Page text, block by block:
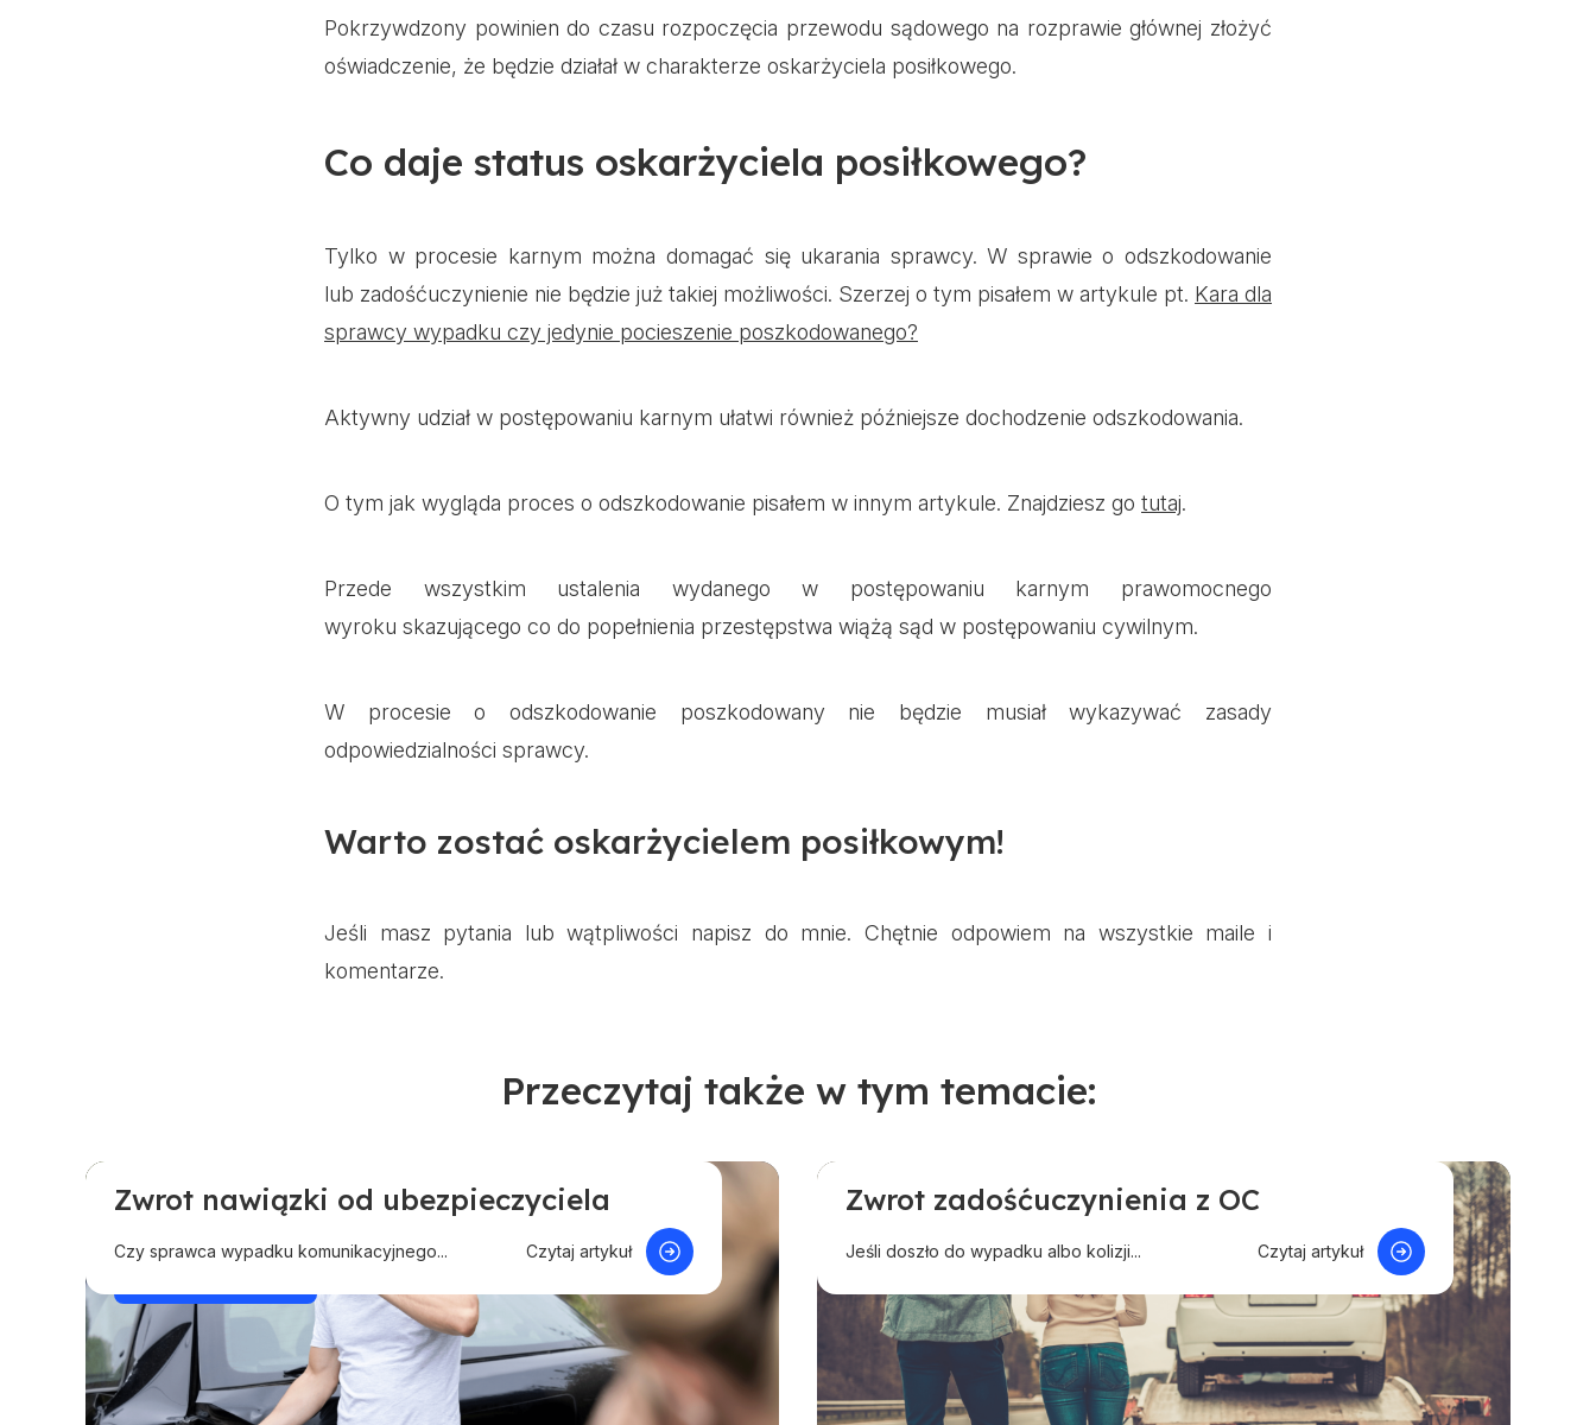
Pokrzywdzony powinien do czasu rozpoczęcia przewodu sądowego na rozprawie głównej złożyć
oświadczenie, że będzie działał w charakterze oskarżyciela posiłkowego.
Co daje status oskarżyciela posiłkowego?
Tylko w procesie karnym można domagać się ukarania sprawcy. W sprawie o odszkodowanie
lub zadośćuczynienie nie będzie już takiej możliwości. Szerzej o tym pisałem w artykule pt. Kara dla
sprawcy wypadku czy jedynie pocieszenie poszkodowanego?
Aktywny udział w postępowaniu karnym ułatwi również późniejsze dochodzenie odszkodowania.
O tym jak wygląda proces o odszkodowanie pisałem w innym artykule. Znajdziesz go tutaj.
Przede wszystkim ustalenia wydanego w postępowaniu karnym prawomocnego
wyroku skazującego co do popełnienia przestępstwa wiążą sąd w postępowaniu cywilnym.
W procesie o odszkodowanie poszkodowany nie będzie musiał wykazywać zasady
odpowiedzialności sprawcy.
Warto zostać oskarżycielem posiłkowym!
Jeśli masz pytania lub wątpliwości napisz do mnie. Chętnie odpowiem na wszystkie maile i
komentarze.
Przeczytaj także w tym temacie:
Odszkodowanie w innej sprawie
Pomoc przy ubezpieczeniach i wypadkach
Proponowane
Zwrot nawiązki od ubezpieczyciela
Czy sprawca wypadku komunikacyjnego... Czytaj artykuł
Odszkodowanie w innej sprawie
Pomoc przy ubezpieczeniach i wypadkach
Proponowane
Zwrot zadośćuczynienia z OC
Jeśli doszło do wypadku albo kolizji... Czytaj artykuł